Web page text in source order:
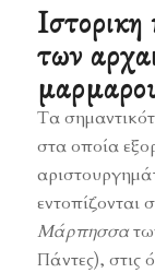
Ιστορικη
των
Τα
στα οποία
εντοπίζονται
Μάρπησσα
Πάντες), στις